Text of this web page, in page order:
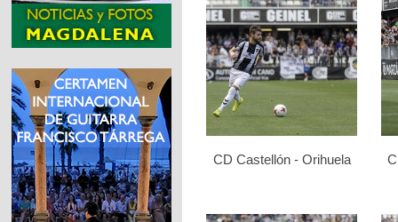
CD Castellón - Orihuela